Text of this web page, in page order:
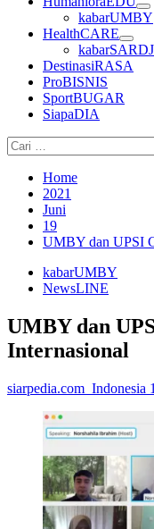
kabarUMBY
HealthCARE
DestinasiRASA
ProBISNIS
SportBUGAR
SiapaDIA
Cari
untuk:
Home
2021
Juni
19
UMBY dan UPSI
kabarUMBY
NewsLINE
UMBY dan
Internasional
siarpedia.com_Indonesia